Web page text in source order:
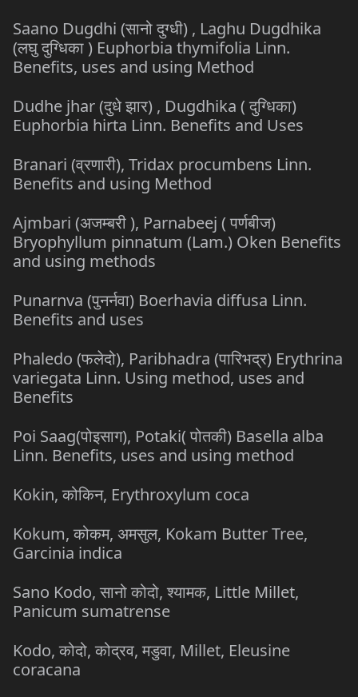
Saano Dugdhi (सानो दुग्धी) , Laghu Dugdhika
(लघु दुग्धिका ) Euphorbia thymifolia Linn.
Benefits, uses and using Method
Dudhe jhar (दुधे झार) , Dugdhika ( दुग्धिका)
Euphorbia hirta Linn. Benefits and Uses
Branari (व्रणारी), Tridax procumbens Linn.
Benefits and using Method
Ajmbari (अजम्बरी ), Parnabeej ( पर्णबीज)
Bryophyllum pinnatum (Lam.) Oken Benefits
and using methods
Punarnva (पुनर्नवा) Boerhavia diffusa Linn.
Benefits and uses
Phaledo (फलेदो), Paribhadra (पारिभद्र) Erythrina
variegata Linn. Using method, uses and
Benefits
Poi Saag(पोइसाग), Potaki( पोतकी) Basella alba
Linn. Benefits, uses and using method
Kokin, कोकिन, Erythroxylum coca
Kokum, कोकम, अमसुल, Kokam Butter Tree,
Garcinia indica
Sano Kodo, सानो कोदो, श्यामक, Little Millet,
Panicum sumatrense
Kodo, कोदो, कोद्रव, मडुवा, Millet, Eleusine
coracana